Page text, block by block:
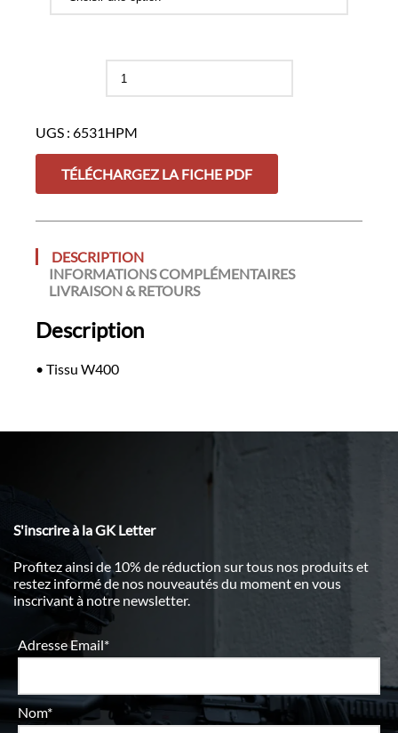
Pantalon
ceremonie
hiver
UGS : 6531HPM
TÉLÉCHARGEZ LA FICHE PDF
DESCRIPTION
INFORMATIONS COMPLÉMENTAIRES
LIVRAISON & RETOURS
Description
• Tissu W400
S'inscrire à la GK Letter
Profitez ainsi de 10% de réduction sur tous nos produits et
restez informé de nos nouveautés du moment en vous
inscrivant à notre newsletter.
Adresse Email*
Nom*